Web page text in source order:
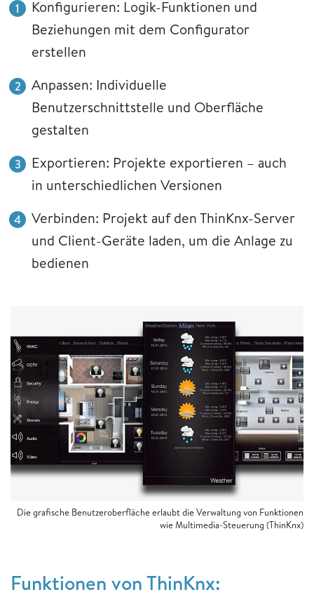
Konfigurieren: Logik-Funktionen und
Beziehungen mit dem Configurator
erstellen
Anpassen: Individuelle
Benutzerschnittstelle und Oberfläche
gestalten
Exportieren: Projekte exportieren – auch
in unterschiedlichen Versionen
Verbinden: Projekt auf den ThinKnx-Server
und Client-Geräte laden, um die Anlage zu
bedienen
Die grafische Benutzeroberfläche erlaubt die Verwaltung von Funktionen
wie Multimedia-Steuerung (ThinKnx)
Funktionen von ThinKnx: